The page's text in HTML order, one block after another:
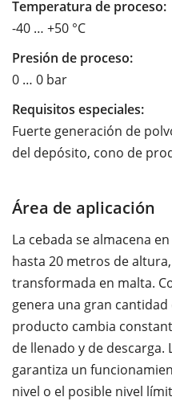
Temperatura de proceso:
-40 … +50 °C
Presión de proceso:
0 … 0 bar
Requisitos especiales:
Fuerte generación de
del depósito, cono de
Área de aplicación
La cebada se almacena
hasta 20 metros de
transformada en malta.
genera una gran
producto cambia
de llenado y de descarga.
garantiza un
nivel o el posible nivel